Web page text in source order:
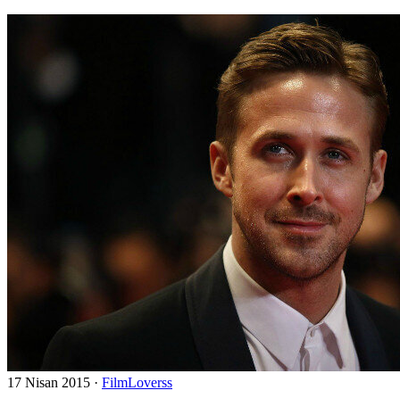
17 Nisan 2015 · FilmLoverss